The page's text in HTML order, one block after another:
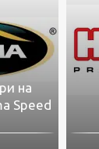
на
Speed